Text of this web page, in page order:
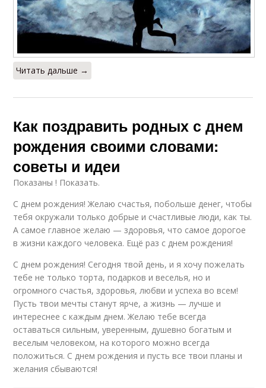
Читать дальше →
Как поздравить родных с днем
рождения своими словами:
советы и идеи
Показаны ! Показать.
С днем рождения! Желаю счастья, побольше денег, чтобы
тебя окружали только добрые и счастливые люди, как ты.
А самое главное желаю — здоровья, что самое дорогое
в жизни каждого человека. Ещё раз с днем рождения!
С днем рождения! Сегодня твой день, и я хочу пожелать
тебе не только торта, подарков и веселья, но и
огромного счастья, здоровья, любви и успеха во всем!
Пусть твои мечты станут ярче, а жизнь — лучше и
интереснее с каждым днем. Желаю тебе всегда
оставаться сильным, уверенным, душевно богатым и
веселым человеком, на которого можно всегда
положиться. С днем рождения и пусть все твои планы и
желания сбываются!